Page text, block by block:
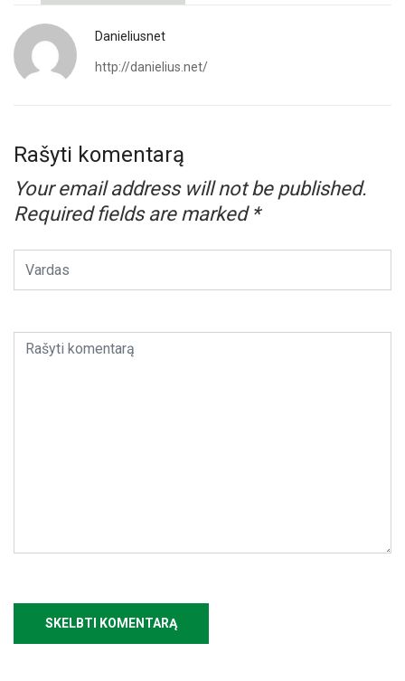
Danieliusnet
http://danielius.net/
Rašyti komentarą
Your email address will not be published.
Required fields are marked *